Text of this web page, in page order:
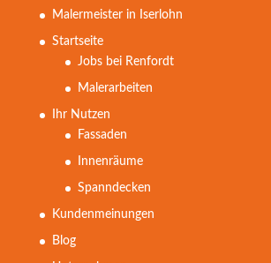
Malermeister in Iserlohn
Startseite
Jobs bei Renfordt
Malerarbeiten
Ihr Nutzen
Fassaden
Innenräume
Spanndecken
Kundenmeinungen
Blog